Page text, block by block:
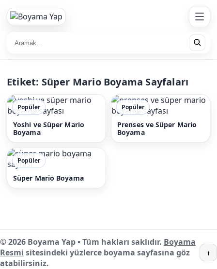
Etiket: Süper Mario Boyama Sayfaları
Popüler
Yoshi ve Süper Mario
Boyama
Popüler
Prenses ve Süper Mario
Boyama
Popüler
Süper Mario Boyama
© 2026 Boyama Yap • Tüm hakları saklıdır. Boyama
Resmi sitesindeki yüzlerce boyama sayfasına göz
atabilirsiniz.
↑